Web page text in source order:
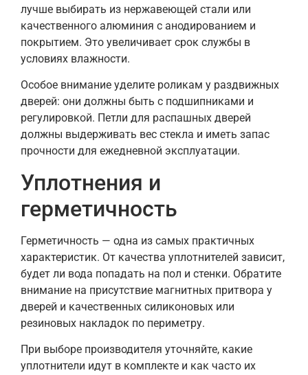
лучше выбирать из нержавеющей стали или
качественного алюминия с анодированием и
покрытием. Это увеличивает срок службы в
условиях влажности.
Особое внимание уделите роликам у раздвижных
дверей: они должны быть с подшипниками и
регулировкой. Петли для распашных дверей
должны выдерживать вес стекла и иметь запас
прочности для ежедневной эксплуатации.
Уплотнения и
герметичность
Герметичность — одна из самых практичных
характеристик. От качества уплотнителей зависит,
будет ли вода попадать на пол и стенки. Обратите
внимание на присутствие магнитных притвора у
дверей и качественных силиконовых или
резиновых накладок по периметру.
При выборе производителя уточняйте, какие
уплотнители идут в комплекте и как часто их